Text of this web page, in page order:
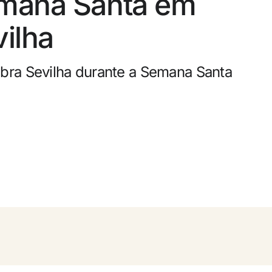
gratuito
dinheiro com as suas reservas
Sevilha durante a Semana Santa